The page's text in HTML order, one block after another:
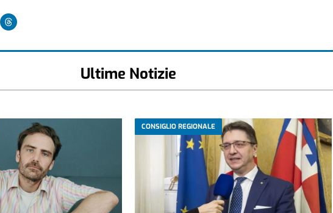
Ultime Notizie
CONSIGLIO REGIONALE